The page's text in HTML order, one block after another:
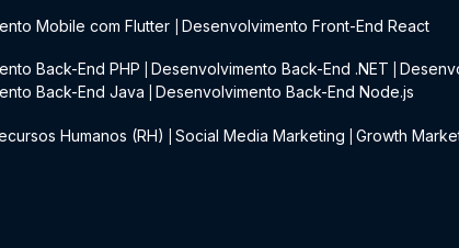
Mobile com Flutter Desenvolvimento Front-End React
Back-End PHP Desenvolvimento Back-End .NET
Back-End Java Desenvolvimento Back-End Node.js
Humanos (RH) Social Media Marketing Growth